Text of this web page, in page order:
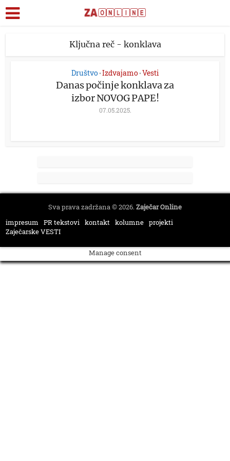
Ključna reč - konklava
Društvo•Izdvajamo•Vesti
Danas počinje konklava za
izbor NOVOG PAPE!
07.05.2025.
Sva prava zadržana © 2026.Zaječar Online
impresum
PR tekstovi kontakt kolumne projekti
Zaječarske VESTI
Manage consent